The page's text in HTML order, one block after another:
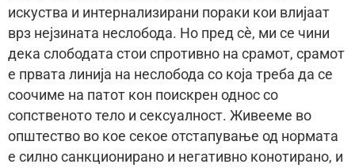
искуства и интернализирани пораки кои влијаат
врз нејзината неслобода. Но пред сè, ми се чини
дека слободата стои спротивно на срамот, срамот
е првата линија на неслобода со која треба да се
соочиме на патот кон поискрен однос со
сопственото тело и сексуалност. Живееме во
општество во кое секое отстапување од нормата
е силно санкционирано и негативно конотирано, и